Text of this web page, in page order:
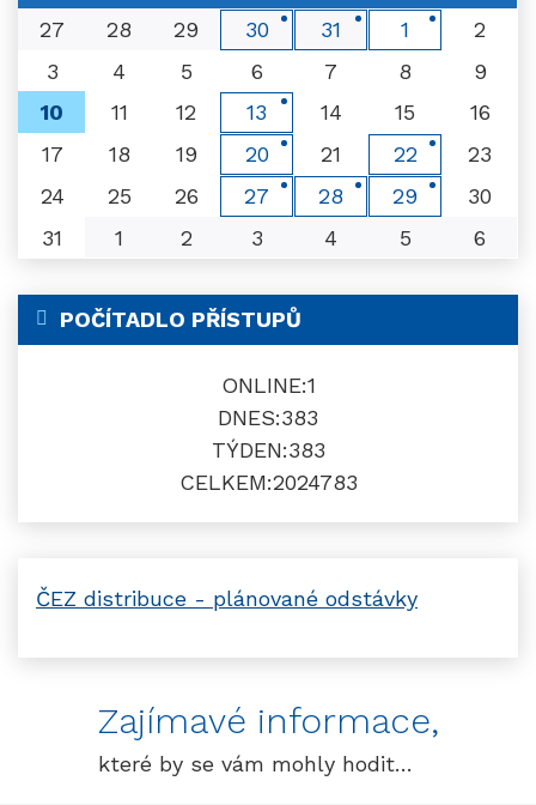
27
28 29 30 31 1
2
3
4 5 6 7 8
9
10
11 12 13 14 15
16
17
18 19 20 21 22
23
24
25 26 27 28 29
30
31
1 2 3 4 5 6
POČÍTADLO PŘÍSTUPŮ
ONLINE:1
DNES:383
TÝDEN:383
CELKEM:2024783
ČEZ distribuce - plánované odstávky
Zajímavé informace,
které by se vám mohly hodit…